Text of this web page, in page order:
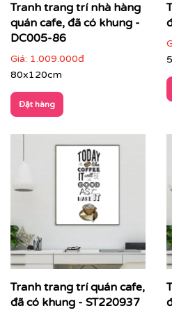
Quý khách vui lòng nhấn
vào
vấn hoặc SĐT037 722 1985
mẫu theo yêu cầu của quý
Tư vấn thi công & chọn mẫu
Tranh trang trí nhà hàng
quán cafe, đã có khung -
DC005-86
Giá: 1.009.000đ
80x120cm
Đặt hàng
Tranh trang trí quán cafe,
đã có khung - ST220937